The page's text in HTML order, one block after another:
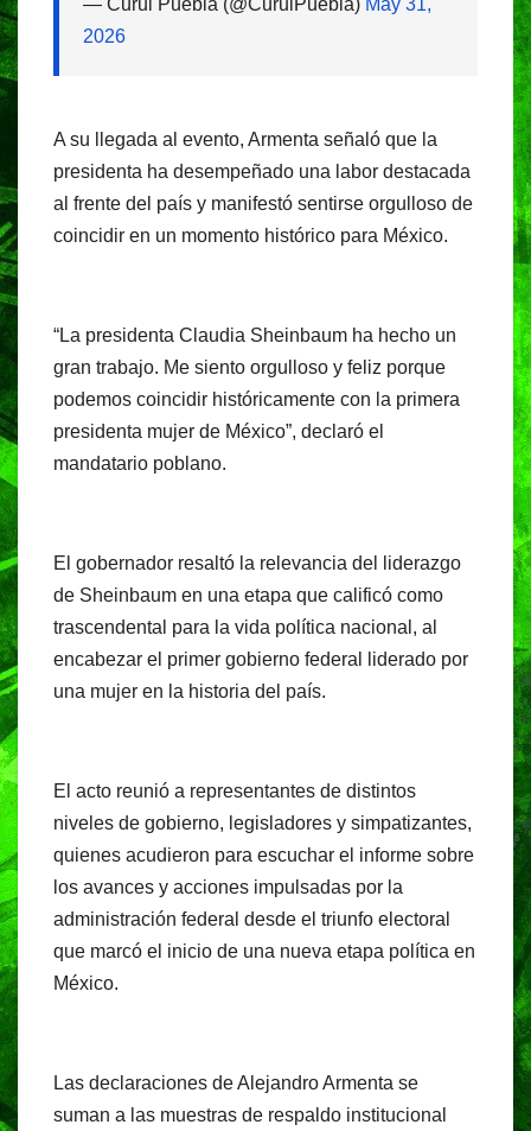
2026
A su llegada al evento, Armenta señaló que la
presidenta ha desempeñado una labor destacada
al frente del país y manifestó sentirse orgulloso de
coincidir en un momento histórico para México.
“La presidenta Claudia Sheinbaum ha hecho un
gran trabajo. Me siento orgulloso y feliz porque
podemos coincidir históricamente con la primera
presidenta mujer de México”, declaró el
mandatario poblano.
El gobernador resaltó la relevancia del liderazgo
de Sheinbaum en una etapa que calificó como
trascendental para la vida política nacional, al
encabezar el primer gobierno federal liderado por
una mujer en la historia del país.
El acto reunió a representantes de distintos
niveles de gobierno, legisladores y simpatizantes,
quienes acudieron para escuchar el informe sobre
los avances y acciones impulsadas por la
administración federal desde el triunfo electoral
que marcó el inicio de una nueva etapa política en
México.
Las declaraciones de Alejandro Armenta se
suman a las muestras de respaldo institucional